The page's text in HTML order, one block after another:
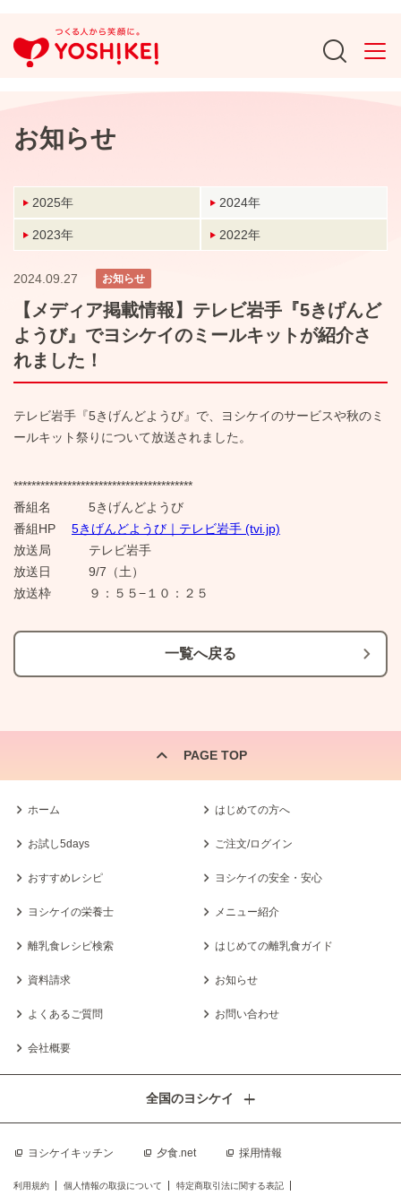
お知らせ
2025年 2024年
2023年 2022年
2024.09.27 お知らせ
【メディア掲載情報】テレビ岩手『5きげんど
ようび』でヨシケイのミールキットが紹介さ
れました！
テレビ岩手『5きげんどようび』で、ヨシケイのサービスや秋のミ
ールキット祭りについて放送されました。
****************************************
番組名 5きげんどようび
番組HP 5きげんどようび｜テレビ岩手 (tvi.jp)
放送局 テレビ岩手
放送日 9/7（土）
放送枠 ９：５５−１０：２５
一覧へ戻る
PAGE TOP
ホーム はじめての方へ
お試し5days ご注文/ログイン
おすすめレシピ ヨシケイの安全・安心
ヨシケイの栄養士 メニュー紹介
離乳食レシピ検索 はじめての離乳食ガイド
資料請求 お知らせ
よくあるご質問 お問い合わせ
会社概要
ヨシケイキッチン 夕食.net 採用情報
全国のヨシケイ
利用規約 個人情報の取扱について 特定商取引法に関する表記